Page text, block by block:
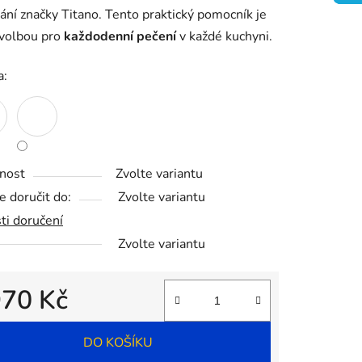
značky Titano. Tento praktický pomocník je
pro každodenní pečenív každé kuchyni.
Zvolte variantu
doručit do:
Zvolte variantu
doručení
Zvolte variantu
Kč
DO KOŠÍKU